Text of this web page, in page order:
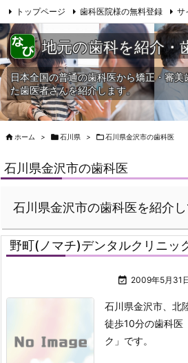
トップページ 歯科医院様の無料登録 サ
当HPへの問合せ
地元の歯科を紹介・
日本全国の普通の歯科医から矯正・審
た歯医者さんを紹介します。
 ホーム > 石川県 > 石川県金沢市の歯科医
石川県金沢市の歯科医
石川県金沢市の歯科医を紹介し
野町(ノマチ)デンタルクリニッ
 2009年5月31
石川県金沢市、北
徒歩10分の歯科医
ク」です。